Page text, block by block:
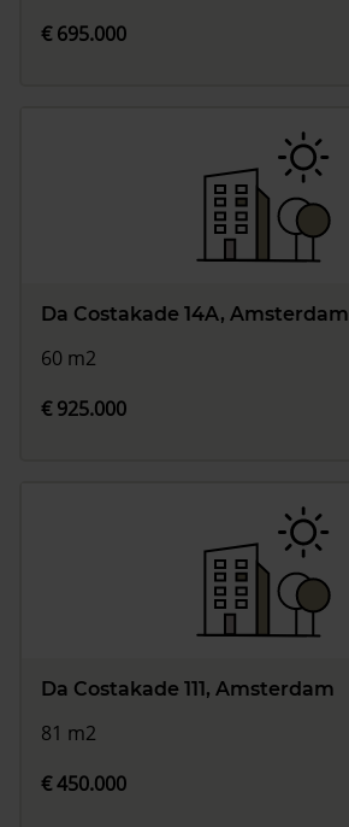
€ 695.000
Da Costakade 14A, Amsterdam
60 m2
€ 925.000
Da Costakade 111, Amsterdam
81 m2
€ 450.000